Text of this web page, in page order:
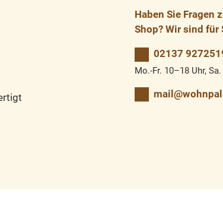
Haben Sie Fragen
Shop? Wir sind für
02137
Mo.-Fr. 10–18 Uhr,